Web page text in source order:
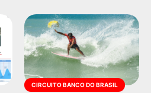
Kelly Slater convidado.
CIRCUITO BANCO DO BRASIL